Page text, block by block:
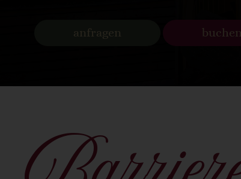
anfragen buchen